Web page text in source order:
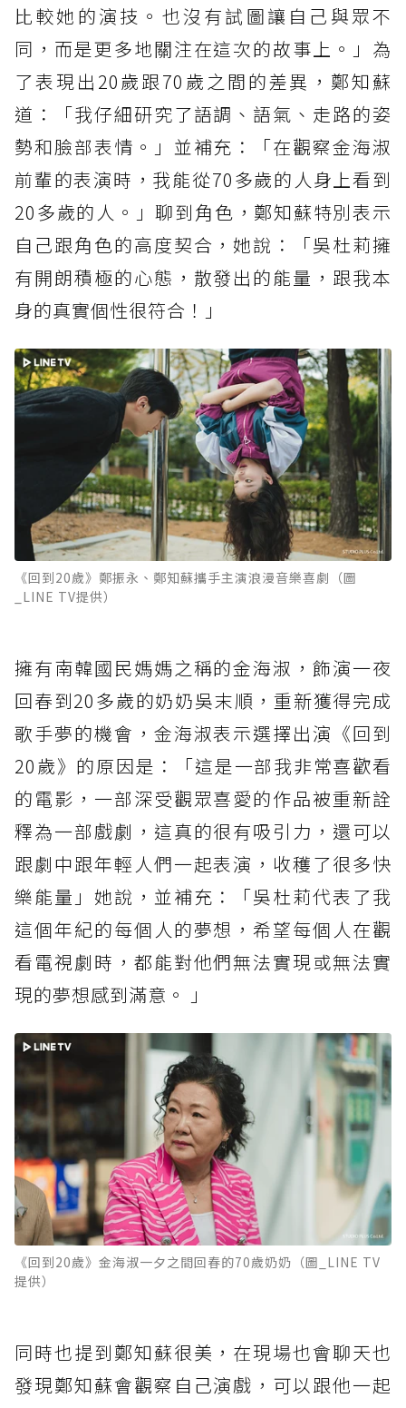
比較她的演技。也沒有試圖讓自己與眾不
同，而是更多地關注在這次的故事上。」為
了表現出20歲跟70歲之間的差異，鄭知蘇
道：「我仔細研究了語調、語氣、走路的姿
勢和臉部表情。」並補充：「在觀察金海淑
前輩的表演時，我能從70多歲的人身上看到
20多歲的人。」聊到角色，鄭知蘇特別表示
自己跟角色的高度契合，她說：「吳杜莉擁
有開朗積極的心態，散發出的能量，跟我本
身的真實個性很符合！」
《回到20歲》鄭振永、鄭知蘇攜手主演浪漫音樂喜劇（圖
_LINE TV提供）
擁有南韓國民媽媽之稱的金海淑，飾演一夜
回春到20多歲的奶奶吳末順，重新獲得完成
歌手夢的機會，金海淑表示選擇出演《回到
20歲》的原因是：「這是一部我非常喜歡看
的電影，一部深受觀眾喜愛的作品被重新詮
釋為一部戲劇，這真的很有吸引力，還可以
跟劇中跟年輕人們一起表演，收穫了很多快
樂能量」她說，並補充：「吳杜莉代表了我
這個年紀的每個人的夢想，希望每個人在觀
看電視劇時，都能對他們無法實現或無法實
現的夢想感到滿意。 」
《回到20歲》金海淑一夕之間回春的70歲奶奶（圖_LINE TV
提供）
同時也提到鄭知蘇很美，在現場也會聊天也
發現鄭知蘇會觀察自己演戲，可以跟他一起